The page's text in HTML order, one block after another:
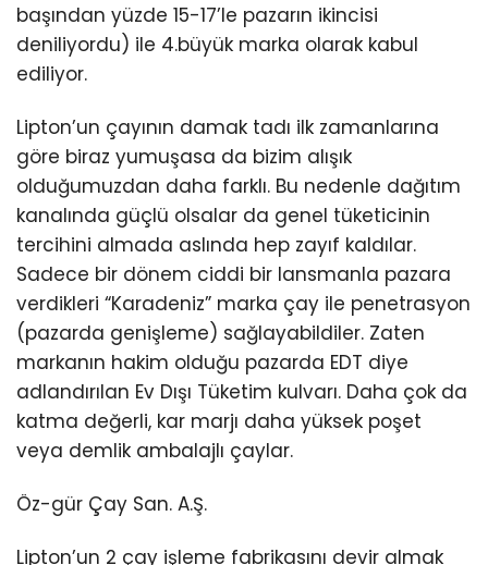
başından yüzde 15-17’le pazarın ikincisi
deniliyordu) ile 4.büyük marka olarak kabul
ediliyor.
Lipton’un çayının damak tadı ilk zamanlarına
göre biraz yumuşasa da bizim alışık
olduğumuzdan daha farklı. Bu nedenle dağıtım
kanalında güçlü olsalar da genel tüketicinin
tercihini almada aslında hep zayıf kaldılar.
Sadece bir dönem ciddi bir lansmanla pazara
verdikleri “Karadeniz” marka çay ile penetrasyon
(pazarda genişleme) sağlayabildiler. Zaten
markanın hakim olduğu pazarda EDT diye
adlandırılan Ev Dışı Tüketim kulvarı. Daha çok da
katma değerli, kar marjı daha yüksek poşet
veya demlik ambalajlı çaylar.
Öz-gür Çay San. A.Ş.
Lipton’un 2 çay işleme fabrikasını devir almak